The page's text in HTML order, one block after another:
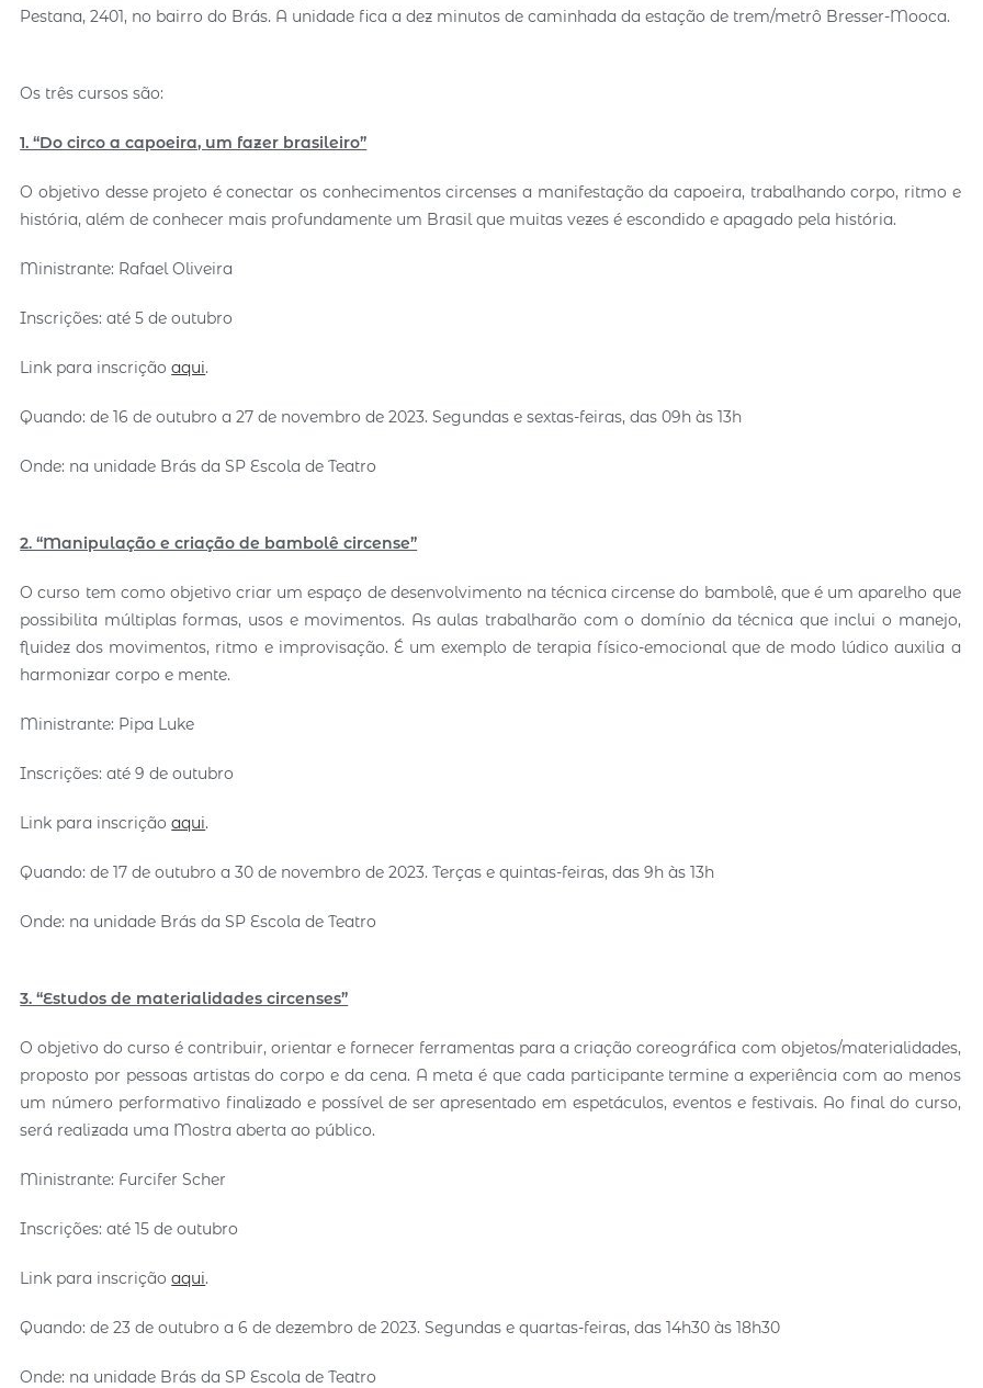
Pestana, 2401, no bairro do Brás. A unidade fica a dez minutos de caminhada da estação de trem/metrô Bresser-Mooca.
Os três cursos são:
1. “Do circo a capoeira, um fazer brasileiro”
O objetivo desse projeto é conectar os conhecimentos circenses a manifestação da capoeira, trabalhando corpo, ritmo e
história, além de conhecer mais profundamente um Brasil que muitas vezes é escondido e apagado pela história.
Ministrante: Rafael Oliveira
Inscrições: até 5 de outubro
Link para inscrição aqui.
Quando: de 16 de outubro a 27 de novembro de 2023. Segundas e sextas-feiras, das 09h às 13h
Onde: na unidade Brás da SP Escola de Teatro
2. “Manipulação e criação de bambolê circense”
O curso tem como objetivo criar um espaço de desenvolvimento na técnica circense do bambolê, que é um aparelho que
possibilita múltiplas formas, usos e movimentos. As aulas trabalharão com o domínio da técnica que inclui o manejo,
fluidez dos movimentos, ritmo e improvisação. É um exemplo de terapia físico-emocional que de modo lúdico auxilia a
harmonizar corpo e mente.
Ministrante: Pipa Luke
Inscrições: até 9 de outubro
Link para inscrição aqui.
Quando: de 17 de outubro a 30 de novembro de 2023. Terças e quintas-feiras, das 9h às 13h
Onde: na unidade Brás da SP Escola de Teatro
3. “Estudos de materialidades circenses”
O objetivo do curso é contribuir, orientar e fornecer ferramentas para a criação coreográfica com objetos/materialidades,
proposto por pessoas artistas do corpo e da cena. A meta é que cada participante termine a experiência com ao menos
um número performativo finalizado e possível de ser apresentado em espetáculos, eventos e festivais. Ao final do curso,
será realizada uma Mostra aberta ao público.
Ministrante: Furcifer Scher
Inscrições: até 15 de outubro
Link para inscrição aqui.
Quando: de 23 de outubro a 6 de dezembro de 2023. Segundas e quartas-feiras, das 14h30 às 18h30
Onde: na unidade Brás da SP Escola de Teatro